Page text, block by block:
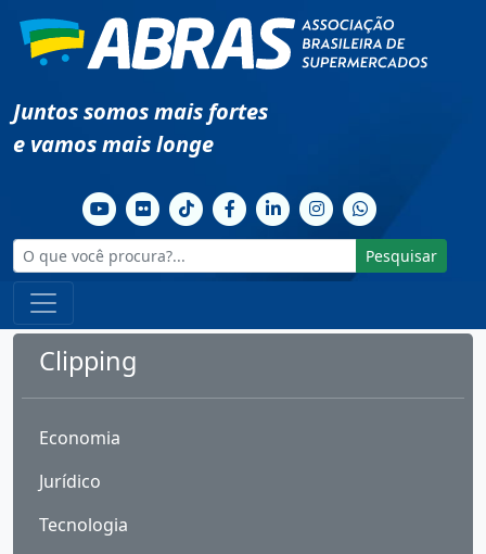
Juntos somos mais fortes
e vamos mais longe
Pesquisar
Clipping
Economia
Jurídico
Tecnologia